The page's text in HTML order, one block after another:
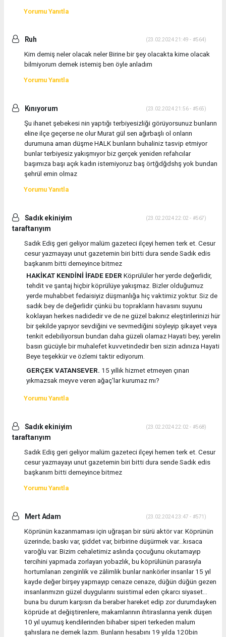
Yorumu Yanıtla
Ruh (23.02.2024 21:49 - #564)
Kim demiş neler olacak neler Birine bir şey olacakta kime olacak
bilmiyorum demek istemiş ben öyle anladım
Yorumu Yanıtla
Kınıyorum (23.02.2024 21:56 - #565)
Şu ihanet şebekesi nin yaptığı terbiyesizliği görüyorsunuz bunların
eline ilçe geçerse ne olur Murat gül sen ağırbaşlı ol onların
durumuna aman düşme HALK bunların buhaliniz tasvip etmiyor
bunlar terbiyesiz yakışmıyor biz gerçek yeniden refahcılar
başımıza başı açık kadın istemiyoruz baş örtğdğdshş yok bundan
şehrül emin olmaz
Yorumu Yanıtla
Sadık ekiniyim
taraftarıyım
(23.02.2024 22:02 - #567)
Sadık Ediş geri geliyor malüm gazeteci ilçeyi hemen terk et. Cesur
cesur yazmayayı unut gazetemin biri bitti dura sende Sadık edis
başkanım bitti demeyince bitmez
HAKİKAT KENDİNİ İFADE EDER Köprülüler her yerde değerlidir,
tehdit ve şantaj hiçbir köprülüye yakışmaz. Bizler olduğumuz
yerde muhabbet fedaisiyiz düşmanlığa hiç vaktimiz yoktur. Siz de
sadık bey de değerlidir çünkü bu toprakların havasını suyunu
koklayan herkes nadidedir ve de ne güzel bakınız eleştirilerinizi hür
bir şekilde yapıyor sevdiğini ve sevmediğini söyleyip şikayet veya
tenkit edebiliyorsun bundan daha güzeli olamaz Hayati bey; yerelin
basın gücüyle bir muhalefet kuvvetindedir ben sizin adınıza Hayati
Beye teşekkür ve özlemi taktir ediyorum.
GERÇEK VATANSEVER. 15 yıllık hizmet etmeyen çınarı
yıkmazsak meyve veren ağaç'lar kurumaz mı?
Yorumu Yanıtla
Sadık ekiniyim
taraftarıyım
(23.02.2024 22:02 - #568)
Sadık Ediş geri geliyor malüm gazeteci ilçeyi hemen terk et. Cesur
cesur yazmayayı unut gazetemin biri bitti dura sende Sadık edis
başkanım bitti demeyince bitmez
Yorumu Yanıtla
Mert Adam (23.02.2024 23:47 - #571)
Köprünün kazanmaması için uğraşan bir sürü aktör var. Köprünün
üzerinde; baskı var, şiddet var, birbirine düşürmek var...kısaca
varoğlu var. Bizim cehaletimiz aslında çocuğunu okutamayıp
tercihini yapmada zorlayan yobazlık, bu köprülünün parasıyla
hortumlanan zenginlik ve zâlimlik bunlar nankörler insanlar 15 yıl
kayde değer birşey yapmayıp cenaze cenaze, düğün düğün gezen
insanlarımızın güzel duygularını suistimal eden çıkarcı siyaset...
buna bu durum karşısın da beraber hareket edip zor durumdayken
köprüde at değiştirenlere, makamlarının ihtiraslarına yenik düşen
10 yıl uyumuş kendilerinden bihaber siperi terkeden malum
şahıslara ne demek lazım. Bunların hesabını 19 yılda 120bin